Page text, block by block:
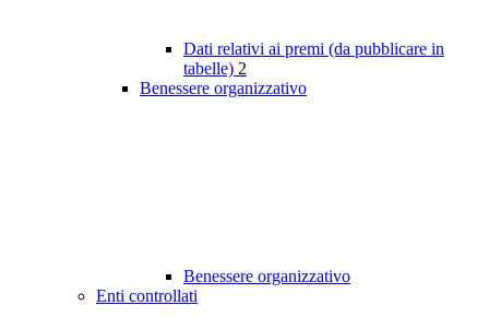
Dati relativi ai premi (da pubblicare in
tabelle) 2
Benessere organizzativo
Benessere organizzativo
Enti controllati